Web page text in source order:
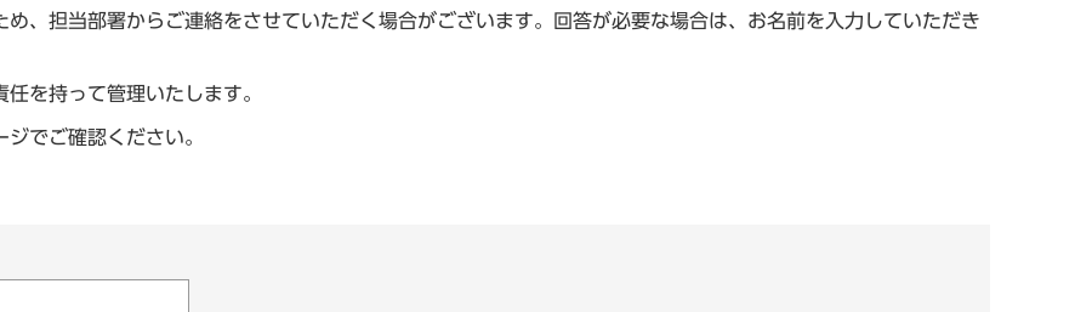
め、担当部署からご連絡をさせていただく場合がございます。回答が必要な場合は、お名前を入力していただき
を持って管理いたします。
でご確認ください。